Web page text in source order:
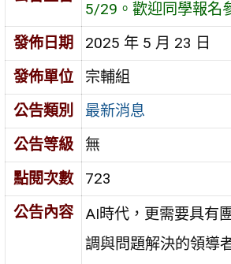
5/29。歡迎同學報名
發佈日期
2025 年 5 月 23 日
發佈單位
宗輔組
公告類別
最新消息
公告等級
無
點閱次數
723
公告內容
AI時代，更需要具有
調與問題解決的領導